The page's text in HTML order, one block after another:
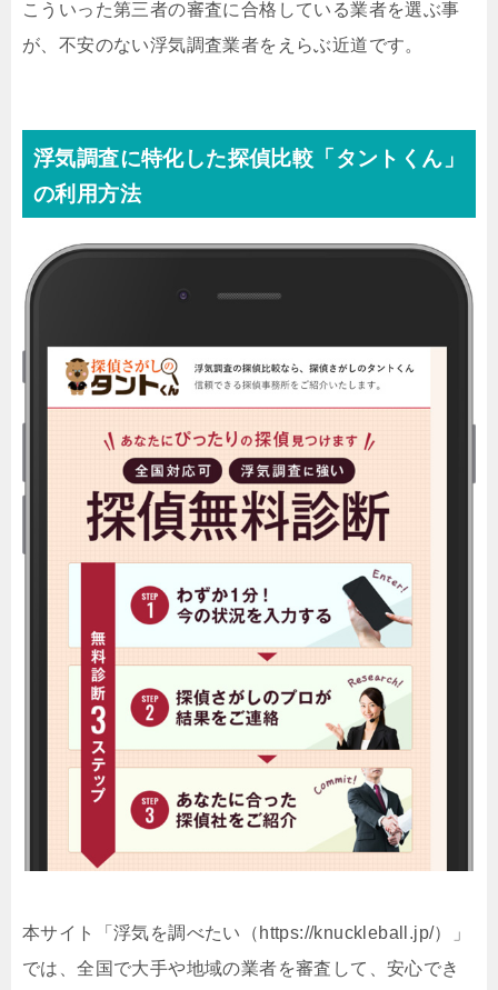
こういった第三者の審査に合格している業者を選ぶ事
が、不安のない浮気調査業者をえらぶ近道です。
浮気調査に特化した探偵比較「タントくん」
の利用方法
本サイト「浮気を調べたい（https://knuckleball.jp/）」
では、全国で大手や地域の業者を審査して、安心でき